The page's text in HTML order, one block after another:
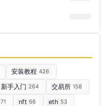
安装教程 426
新手入门 264 交易所 158
71 nft 66 eth 53